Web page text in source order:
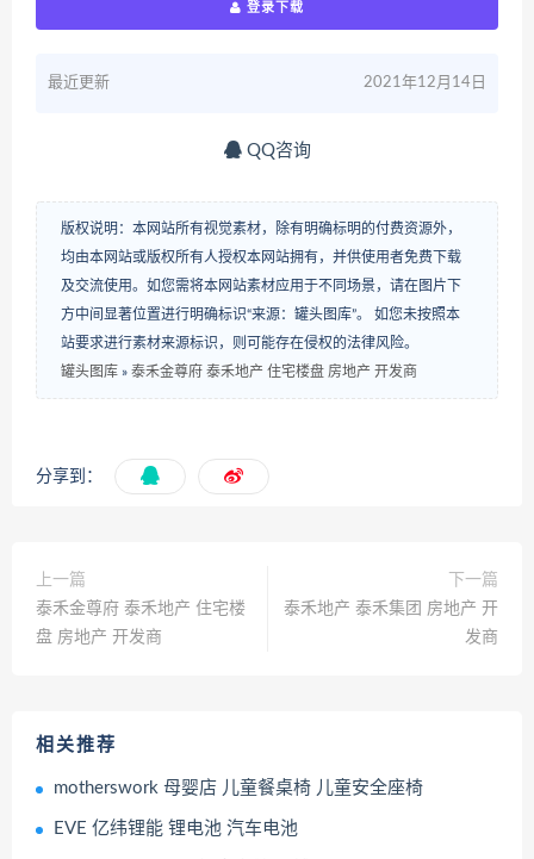
登录下载
最近更新 2021年12月14日
QQ咨询
版权说明：本网站所有视觉素材，除有明确标明的付费资源外，
均由本网站或版权所有人授权本网站拥有，并供使用者免费下载
及交流使用。如您需将本网站素材应用于不同场景，请在图片下
方中间显著位置进行明确标识“来源：罐头图库”。 如您未按照本
站要求进行素材来源标识，则可能存在侵权的法律风险。
罐头图库 » 泰禾金尊府 泰禾地产 住宅楼盘 房地产 开发商
分享到：
上一篇
泰禾金尊府 泰禾地产 住宅楼
盘 房地产 开发商
下一篇
泰禾地产 泰禾集团 房地产 开
发商
相关推荐
motherswork 母婴店 儿童餐桌椅 儿童安全座椅
EVE 亿纬锂能 锂电池 汽车电池